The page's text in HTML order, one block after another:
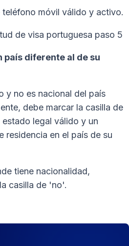
teléfono móvil válido y activo.
país diferente al de su
y no es nacional del país
debe marcar la casilla de
legal válido y un
residencia en el país de su
tiene nacionalidad,
casilla de 'no'.